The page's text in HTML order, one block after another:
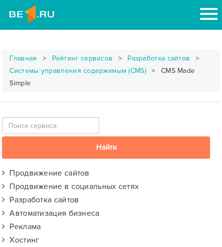
Главная Рейтинг сервисов
Разработка сайтов
Системы управления содержимым (CMS)
CMS Made
Simple
Продвижение сайтов
Продвижение в социальных сетях
Разработка сайтов
Автоматизация бизнеса
Реклама
Хостинг